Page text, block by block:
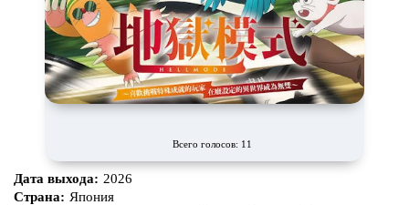
Про викингов Про выживание
Про гангстеров Про гонки
Про деревню Про динозавров
Про драконов Про животных
Про инопланетян
Про корабли и подводные
лодки
Всего голосов: 11
Дата выхода: 2026
Страна: Япония